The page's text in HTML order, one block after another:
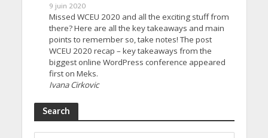
9 juin 2020
Missed WCEU 2020 and all the exciting stuff from
there? Here are all the key takeaways and main
points to remember so, take notes! The post
WCEU 2020 recap – key takeaways from the
biggest online WordPress conference appeared
first on Meks.
Ivana Cirkovic
Search